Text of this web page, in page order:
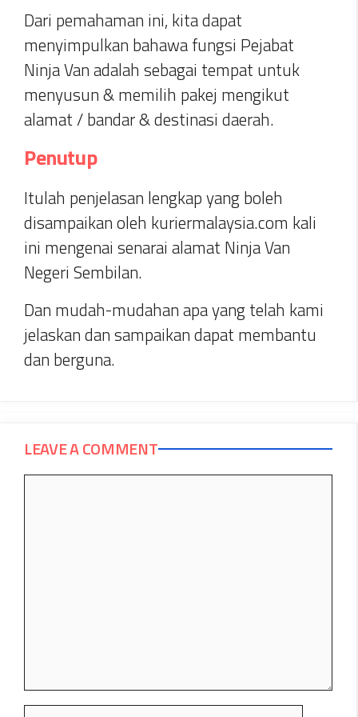
Dari pemahaman ini, kita dapat
menyimpulkan bahawa fungsi Pejabat
Ninja Van adalah sebagai tempat untuk
menyusun & memilih pakej mengikut
alamat / bandar & destinasi daerah.
Penutup
Itulah penjelasan lengkap yang boleh
disampaikan oleh kuriermalaysia.com kali
ini mengenai senarai alamat Ninja Van
Negeri Sembilan.
Dan mudah-mudahan apa yang telah kami
jelaskan dan sampaikan dapat membantu
dan berguna.
LEAVE A COMMENT